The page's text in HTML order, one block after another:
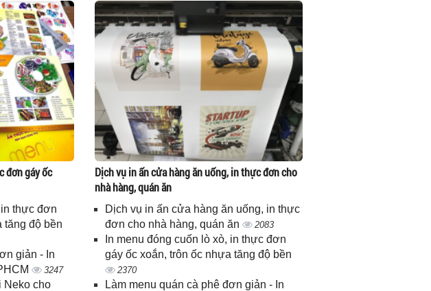
đơn gáy ốc
in thực đơn
tăng độ bền
giản - In
3247
Neko cho
Dịch vụ in ấn cửa hàng ăn uống, in thực đơn cho
nhà hàng, quán ăn
Dịch vụ in ấn cửa hàng ăn uống, in thực
đơn cho nhà hàng, quán ăn
2083
In menu đóng cuốn lò xò, in thực đơn
gáy ốc xoắn, trôn ốc nhựa tăng độ bền
2370
Làm menu quán cà phê đơn giản - In